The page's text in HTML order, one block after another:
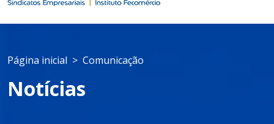
Página inicial Comunicação
Notícias